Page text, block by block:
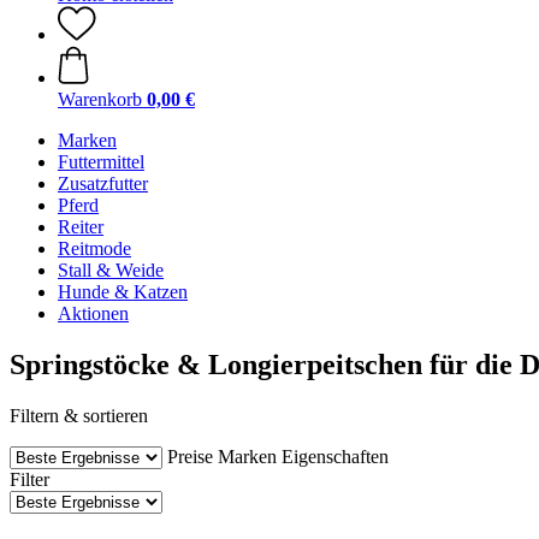
Warenkorb 0,00 €
Marken
Futtermittel
Zusatzfutter
Pferd
Reiter
Reitmode
Stall & Weide
Hunde & Katzen
Aktionen
Springstöcke & Longierpeitschen für die
Filtern & sortieren
Preise Marken Eigenschaften
Filter